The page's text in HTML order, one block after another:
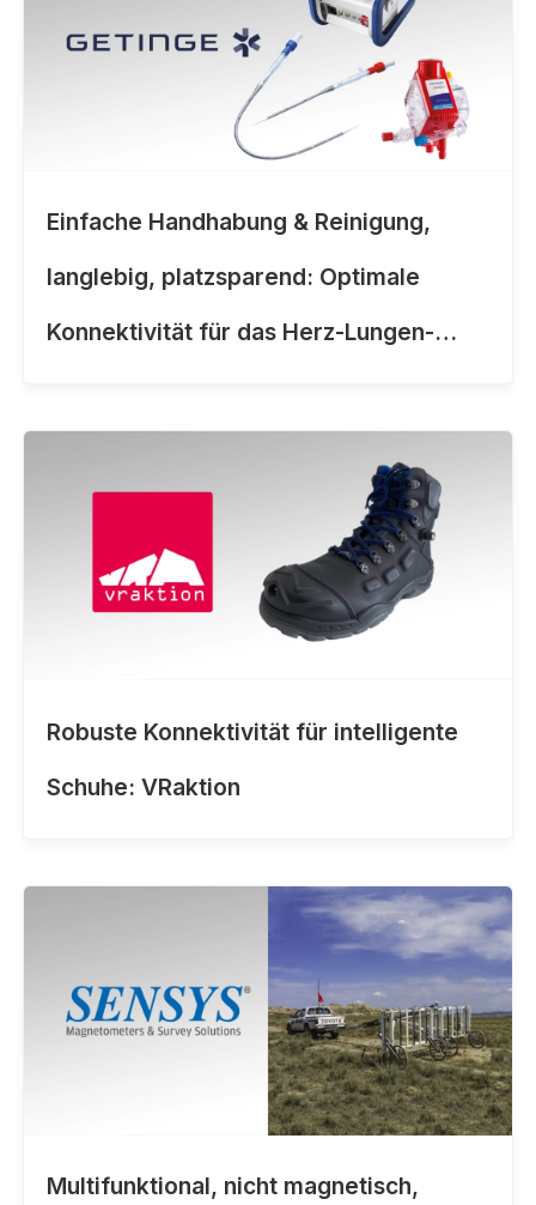
Einfache Handhabung & Reinigung,
langlebig, platzsparend: Optimale
Konnektivität für das Herz-Lungen-
Robuste Konnektivität für intelligente
Schuhe: VRaktion
Multifunktional, nicht magnetisch,